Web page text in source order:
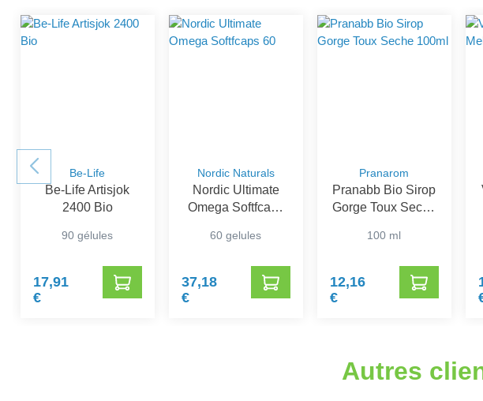
Be-Life
Be-Life Artisjok
2400 Bio
90 gélules
17,91
€
Nordic Naturals
Nordic Ultimate
Omega Softfcaps
60 gelules
37,18
€
Pranarom
Pranabb Bio Sirop
Gorge Toux Seche
100 ml
12,16
€
Autres